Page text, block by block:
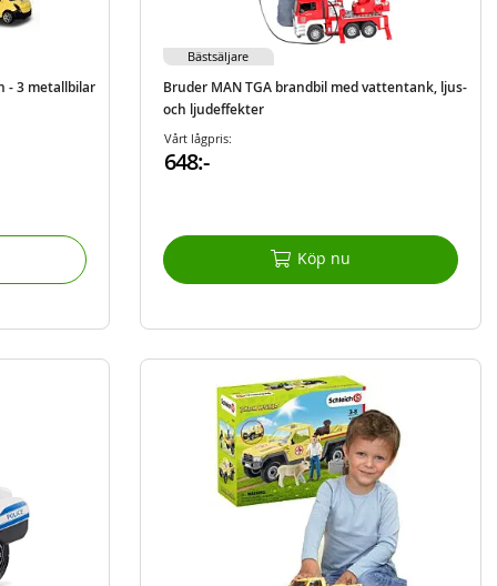
- 3 metallbilar
Bruder MAN TGA brandbil med vattentank, ljus-
och ljudeffekter
Vårt lågpris:
648:-
Köp nu
Bästsäljare